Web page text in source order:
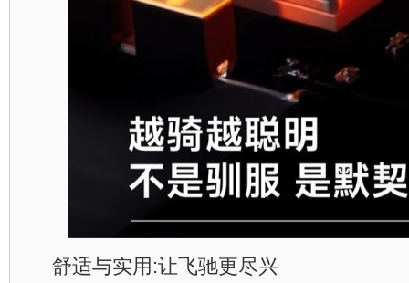
舒适与实用:让飞驰更尽兴